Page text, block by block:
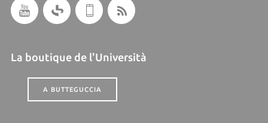
La boutique de l'Università
A BUTTEGUCCIA